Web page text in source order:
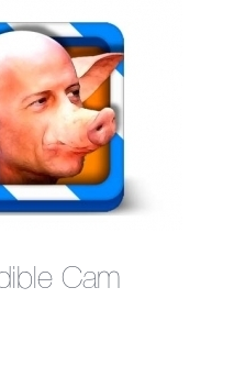
Cam